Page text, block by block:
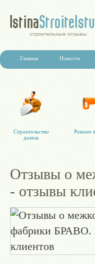
Главная Новости
Строительство
домов
Ремонт
Отзывы о
- отзывы